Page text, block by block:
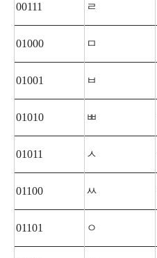
00111 ㄹ
01000 ㅁ
01001 ㅂ
01010 ㅃ
01011 ㅅ
01100 ㅆ
01101 ㅇ